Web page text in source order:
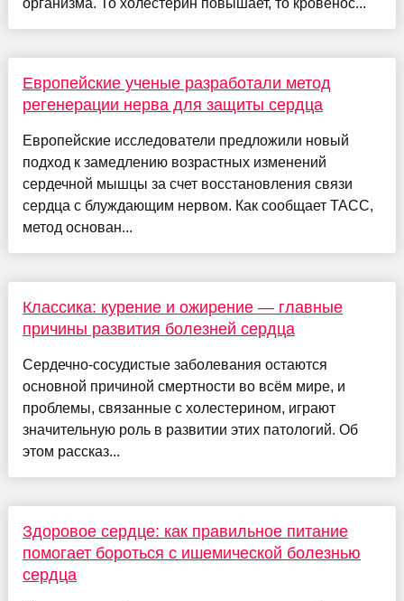
Европейские ученые разработали метод
регенерации нерва для защиты сердца
Европейские исследователи предложили новый
подход к замедлению возрастных изменений
сердечной мышцы за счет восстановления связи
сердца с блуждающим нервом. Как сообщает ТАСС,
метод основан...
Классика: курение и ожирение — главные
причины развития болезней сердца
Сердечно-сосудистые заболевания остаются
основной причиной смертности во всём мире, и
проблемы, связанные с холестерином, играют
значительную роль в развитии этих патологий. Об
этом рассказ...
Здоровое сердце: как правильное питание
помогает бороться с ишемической болезнью
сердца